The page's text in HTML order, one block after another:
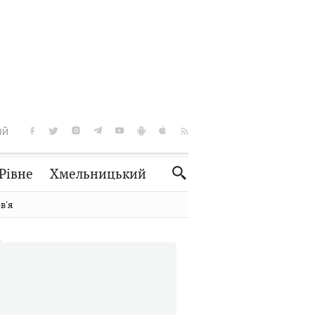
Хмельницький
Словко